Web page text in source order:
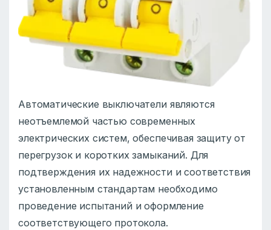
Автоматические выключатели являются
неотъемлемой частью современных
электрических систем, обеспечивая защиту от
перегрузок и коротких замыканий. Для
подтверждения их надежности и соответствия
установленным стандартам необходимо
проведение испытаний и оформление
соответствующего протокола.